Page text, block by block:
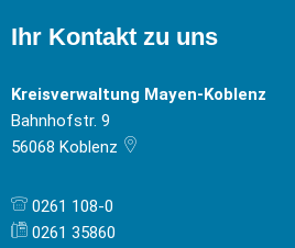
Ihr Kontakt zu uns
Kreisverwaltung Mayen-Koblenz
Bahnhofstr. 9
56068 Koblenz
0261 108-0
0261 35860